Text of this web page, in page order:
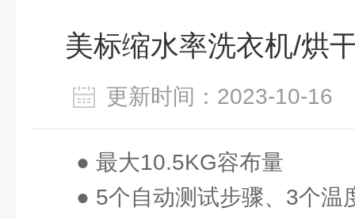
美标缩水率洗衣机/烘
更新时间：2023-10-
● 最大10.5KG容布量
● 5个自动测试步骤、3个温